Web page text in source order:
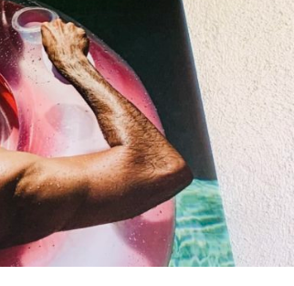
SAINT-TROPEZ
SAINT-RAPHAËL
LE CHALET BACCHUS
LE PAMPELONNE
FORFAIT JOURNÉE